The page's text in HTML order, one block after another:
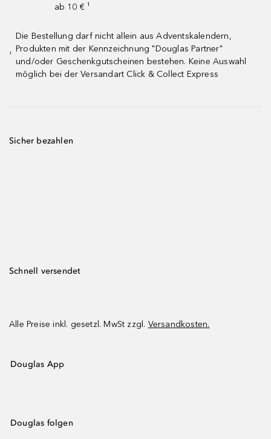
ab 10 € ¹
¹
Die Bestellung darf nicht allein aus Adventskalendern,
Produkten mit der Kennzeichnung "Douglas Partner"
und/oder Geschenkgutscheinen bestehen. Keine Auswahl
möglich bei der Versandart Click & Collect Express
Sicher bezahlen
Schnell versendet
Alle Preise inkl. gesetzl. MwSt zzgl. Versandkosten.
Douglas App
Douglas folgen